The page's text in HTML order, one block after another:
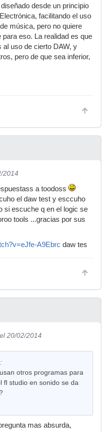
desde un principio
facilitando el uso
música, pero no quiere
eso. La realidad es que
uso de cierto DAW, y
pero de que sea inferior,
2014
a toodoss
el daw test y esccuho
si escuche q en el logic se
tools ...gracias por sus
A9Ebrc daw tes
el 20/02/2014
otros programas para
fl studio en sonido se da
mas absurda,